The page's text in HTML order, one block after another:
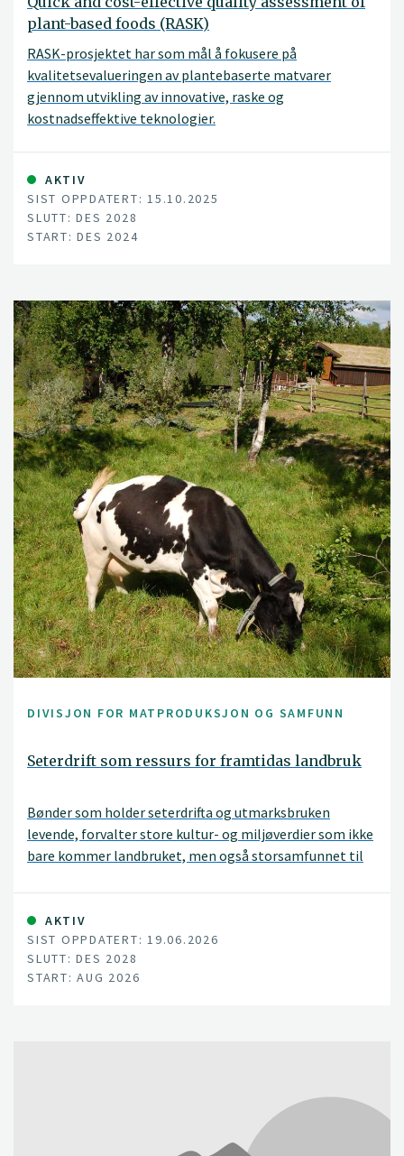
mixtures were optimal in the different local conditions.
This method will also strengthen the collaboration
between researchers, advisors and farmers and
contribute to a more sustainable and resilient
agricultural practice.
plant-based foods (RASK)
RASK-prosjektet har som mål å fokusere på
kvalitetsevalueringen av plantebaserte matvarer
gjennom utvikling av innovative, raske og
kostnadseffektive teknologier.
AKTIV
SIST OPPDATERT: 15.10.2025
SLUTT: DES 2028
START: DES 2024
DIVISJON FOR MATPRODUKSJON OG SAMFUNN
Seterdrift som ressurs for framtidas landbruk
Bønder som holder seterdrifta og utmarksbruken
levende, forvalter store kultur- og miljøverdier som ikke
bare kommer landbruket, men også storsamfunnet til
seterlandskapet, og bidrar til å opprettholde et
attraktivt kulturlandskap og et stort biologisk
mangfold.
AKTIV
SIST OPPDATERT: 19.06.2026
SLUTT: DES 2028
START: AUG 2026